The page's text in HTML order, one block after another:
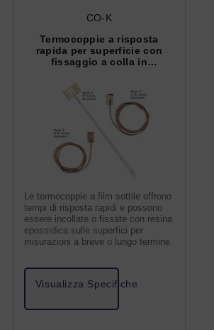
CO-K
Termocoppie a risposta
rapida per superficie con
fissaggio a colla in
Le termocoppie a film sottile offrono
tempi di risposta rapidi e possono
essere incollate o fissate con resina
epossidica sulle superfici per
misurazioni a breve o lungo termine.
Visualizza Specifiche